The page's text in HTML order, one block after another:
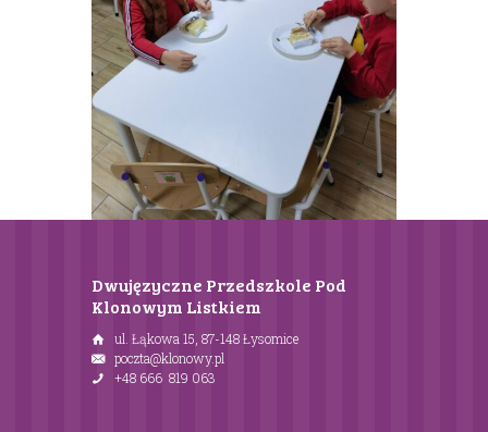
Dwujęzyczne Przedszkole Pod
Klonowym Listkiem
ul. Łąkowa 15, 87-148 Łysomice
poczta@klonowy.pl
+48 666 819 063